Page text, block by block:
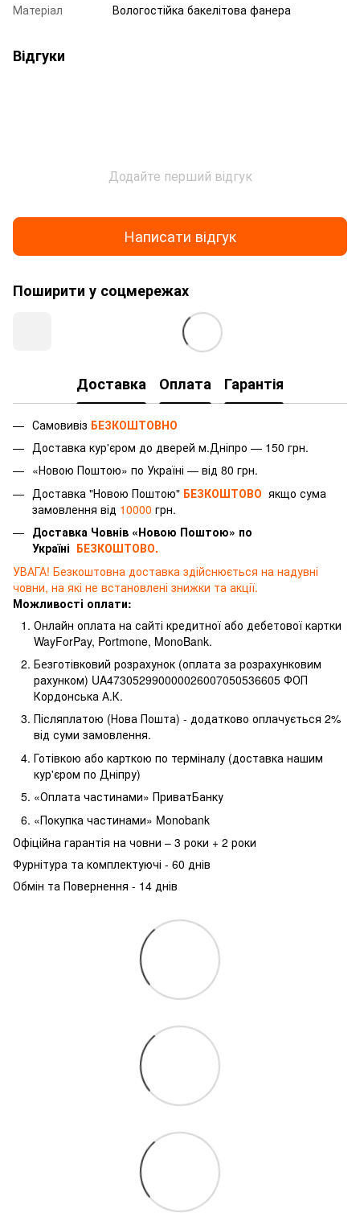
Матеріал
Вологостійка бакелітова фанера
Відгуки
Додайте перший відгук
Написати відгук
Поширити у соцмережах
Доставка Оплата Гарантія
Самовивіз БЕЗКОШТОВНО
Доставка кур'єром до дверей м.Дніпро — 150 грн.
«Новою Поштою» по Україні — від 80 грн.
Доставка "Новою Поштою" БЕЗКОШТОВО якщо сума
замовлення від 10000 грн.
Доставка Човнів «Новою Поштою» по
Україні БЕЗКОШТОВО.
УВАГА! Безкоштовна доставка здійснюється на надувні
човни, на які не встановлені знижки та акції.
Можливості оплати:
Онлайн оплата на сайті кредитної або дебетової картки
WayForPay, Portmone, MonoBank.
Безготівковий розрахунок (оплата за розрахунковим
рахунком) UA473052990000026007050536605 ФОП
Кордонська А.К.
Післяплатою (Нова Пошта) - додатково оплачується 2%
від суми замовлення.
Готівкою або карткою по терміналу (доставка нашим
кур'єром по Дніпру)
«Оплата частинами» ПриватБанку
«Покупка частинами» Monobank
Офіційна гарантія на човни – 3 роки + 2 роки
Фурнітура та комплектуючі - 60 днів
Обмін та Повернення - 14 днів